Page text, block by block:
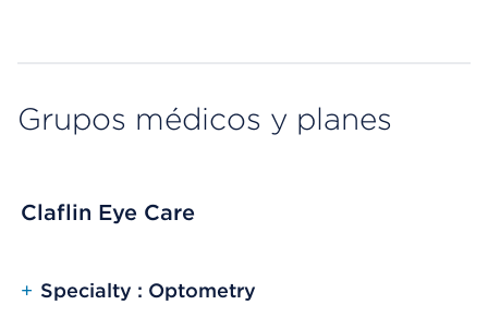
Grupos médicos y planes
Claflin Eye Care
+ Specialty : Optometry